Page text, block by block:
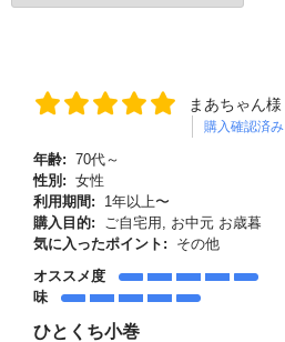
まあちゃん様
購入確認済み
年齢: 70代～
性別: 女性
利用期間:
1年以上〜
購入目的:
ご自宅用, お中元 お歳暮
気に入ったポイント:
その他
オススメ度
味
ひとくち小巻